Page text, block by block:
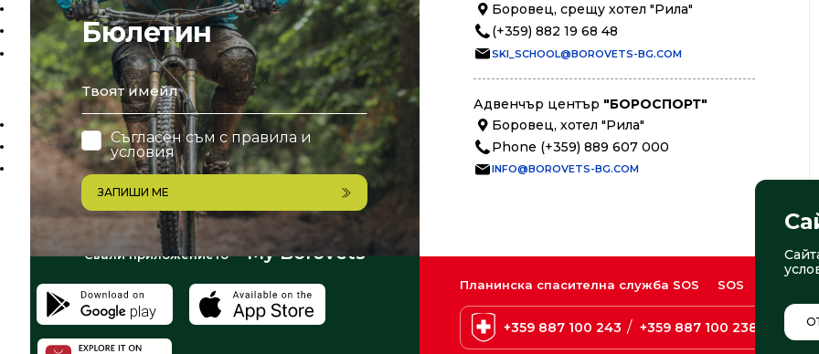
Бюлетин
email
Съгласен съм справила и
условия
ЗАПИШИ МЕ
Боровец, срещу хотел "Рила"
(+359) 882 19 68 48
SKI_SCHOOL@BOROVETS-BG.COM
Адвенчър център "БОРОСПОРТ"
Боровец, хотел "Рила"
Phone (+359) 889 607 000
INFO@BOROVETS-BG.COM
Свали приложението My Borovets
Планинска спасителна служба SOS SOS
+359 887 100 243 / +359 887 100 238